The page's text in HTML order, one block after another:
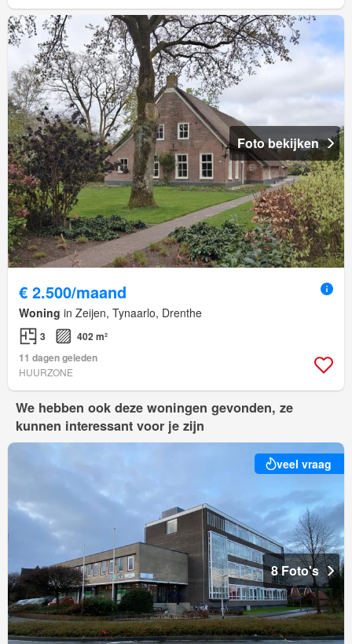
Foto bekijken
€ 2.500/maand
Woning in Zeijen, Tynaarlo, Drenthe
3
402 m²
11 dagen geleden
HUURZONE
We hebben ook deze woningen gevonden, ze
kunnen interessant voor je zijn
veel vraag
8 Foto's